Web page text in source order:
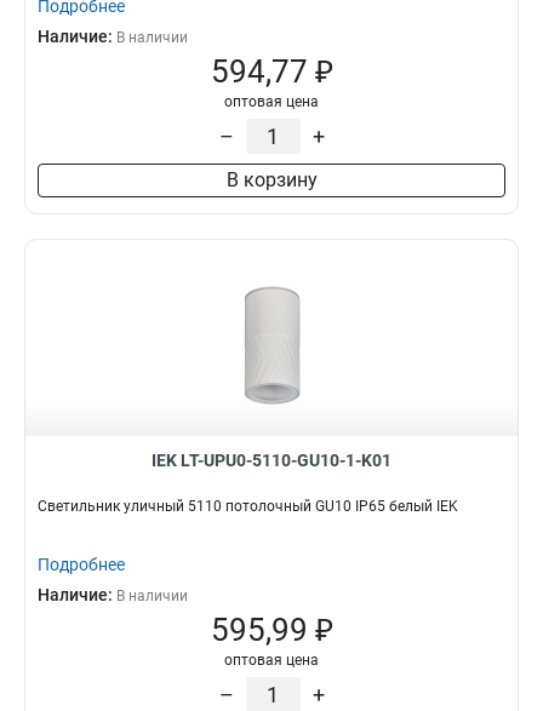
Подробнее
Наличие: В наличии
594,77 ₽
оптовая цена
– +
В корзину
IEK LT-UPU0-5110-GU10-1-K01
Светильник уличный 5110 потолочный GU10 IP65 белый IEK
Подробнее
Наличие: В наличии
595,99 ₽
оптовая цена
– +